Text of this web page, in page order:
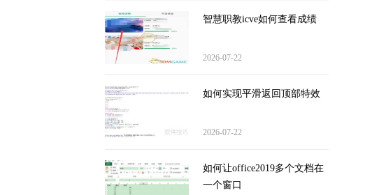
智慧职教icve如何查看成绩
2026-07-22
如何实现平滑返回顶部特效
2026-07-22
如何让office2019多个文档在
一个窗口